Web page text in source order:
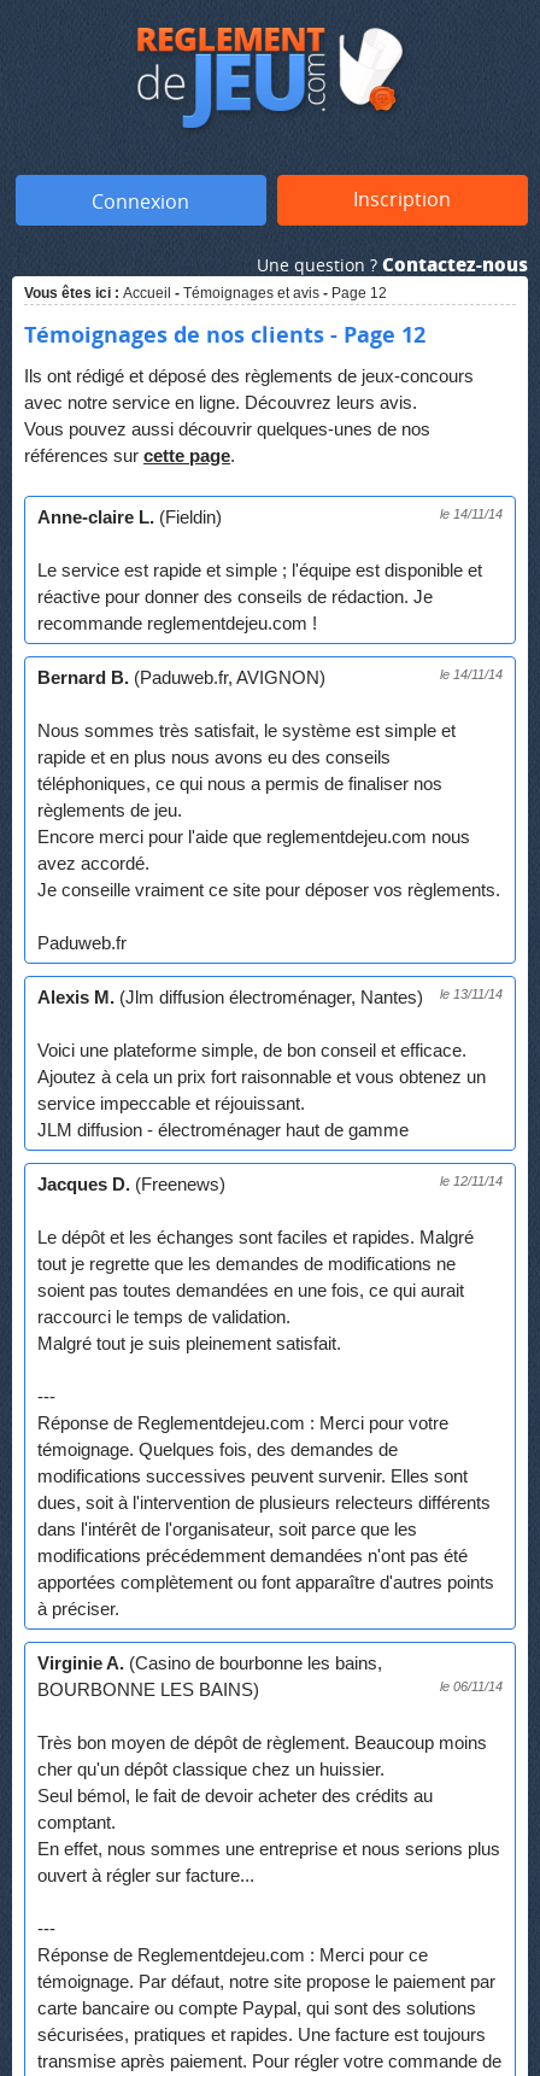
Inscription
Connexion
Une question ? Contactez-nous
Vous êtes ici : Accueil - Témoignages et avis - Page 12
Témoignages de nos clients - Page 12
Ils ont rédigé et déposé des règlements de jeux-concours
avec notre service en ligne. Découvrez leurs avis.
Vous pouvez aussi découvrir quelques-unes de nos
références sur cette page.
Anne-claire L. (Fieldin) le 14/11/14
Le service est rapide et simple ; l'équipe est disponible et
réactive pour donner des conseils de rédaction. Je
recommande reglementdejeu.com !
Bernard B. (Paduweb.fr, AVIGNON) le 14/11/14
Nous sommes très satisfait, le système est simple et
rapide et en plus nous avons eu des conseils
téléphoniques, ce qui nous a permis de finaliser nos
règlements de jeu.
Encore merci pour l'aide que reglementdejeu.com nous
avez accordé.
Je conseille vraiment ce site pour déposer vos règlements.
Paduweb.fr
Alexis M. (Jlm diffusion électroménager, Nantes) le 13/11/14
Voici une plateforme simple, de bon conseil et efficace.
Ajoutez à cela un prix fort raisonnable et vous obtenez un
service impeccable et réjouissant.
JLM diffusion - électroménager haut de gamme
Jacques D. (Freenews) le 12/11/14
Le dépôt et les échanges sont faciles et rapides. Malgré
tout je regrette que les demandes de modifications ne
soient pas toutes demandées en une fois, ce qui aurait
raccourci le temps de validation.
Malgré tout je suis pleinement satisfait.
---
Réponse de Reglementdejeu.com : Merci pour votre
témoignage. Quelques fois, des demandes de
modifications successives peuvent survenir. Elles sont
dues, soit à l'intervention de plusieurs relecteurs différents
dans l'intérêt de l'organisateur, soit parce que les
modifications précédemment demandées n'ont pas été
apportées complètement ou font apparaître d'autres points
à préciser.
Virginie A. (Casino de bourbonne les bains,
BOURBONNE LES BAINS)
le 06/11/14
Très bon moyen de dépôt de règlement. Beaucoup moins
cher qu'un dépôt classique chez un huissier.
Seul bémol, le fait de devoir acheter des crédits au
comptant.
En effet, nous sommes une entreprise et nous serions plus
ouvert à régler sur facture...
---
Réponse de Reglementdejeu.com : Merci pour ce
témoignage. Par défaut, notre site propose le paiement par
carte bancaire ou compte Paypal, qui sont des solutions
sécurisées, pratiques et rapides. Une facture est toujours
transmise après paiement. Pour régler votre commande de